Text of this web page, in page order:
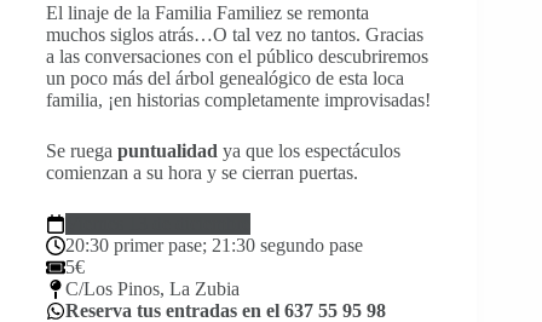
El linaje de la Familia Familiez se remonta
muchos siglos atrás…O tal vez no tantos. Gracias
a las conversaciones con el público descubriremos
un poco más del árbol genealógico de esta loca
familia, ¡en historias completamente improvisadas!
Se ruega puntualidad ya que los espectáculos
comienzan a su hora y se cierran puertas.
20:30 primer pase; 21:30 segundo pase
5€
C/Los Pinos, La Zubia
Reserva tus entradas en el 637 55 95 98